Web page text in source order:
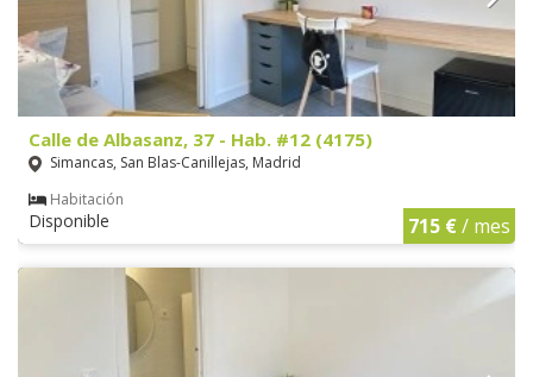
Calle de Albasanz, 37 - Hab. #12 (4175)
Simancas, San Blas-Canillejas, Madrid
Habitación
Disponible 715 €/ mes